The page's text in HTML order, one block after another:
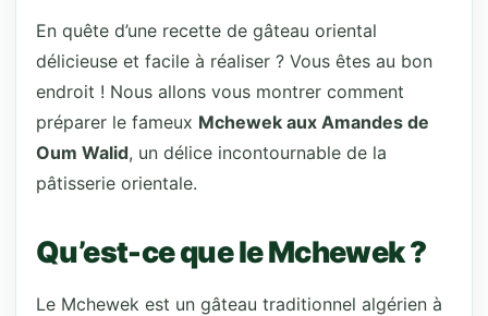
En quête d’une recette de gâteau oriental
délicieuse et facile à réaliser ? Vous êtes au bon
endroit ! Nous allons vous montrer comment
préparer le fameux Mchewek aux Amandes de
Oum Walid, un délice incontournable de la
pâtisserie orientale.
Qu’est-ce que le Mchewek ?
Le Mchewek est un gâteau traditionnel algérien à